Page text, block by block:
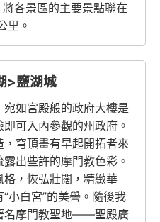
各景區的主要景點聯在
里。
>鹽湖城
如宮殿般的政府大樓是
可入內參觀的州政府。
穹頂畫有早起開拓者來
出些許的摩門教色彩。
，恢弘壯闊，精緻華
小白宮”的美譽。隨後我
名摩門教聖地——聖殿廣